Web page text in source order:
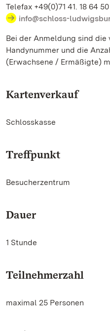
Telefax +49(0)71 41. 18 64 50
info@schloss-
Bei der Anmeldung sind
Handynummer und die
(Erwachsene / Ermäßigte)
Kartenverkauf
Schlosskasse
Treffpunkt
Besucherzentrum
Dauer
1 Stunde
Teilnehmerzahl
maximal 25 Personen